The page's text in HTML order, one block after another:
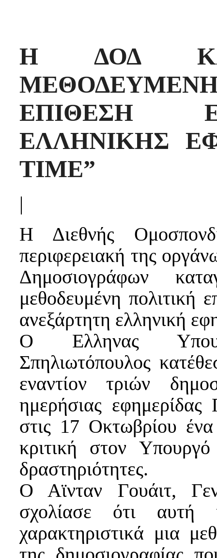
Η ΔΟΔ
ΕΠΙΘΕΣΗ
ΕΛΛΗΝΙΚΗΣ
TIME”
|
Η Διεθνής
περιφερειακή της
Δημοσιογράφων
μεθοδευμένη
ανεξάρτητη ελληνική
Ο Ελληνας
Σπηλιωτόπουλος
εναντίον τριών
ημερήσιας εφημερίδας
στις 17 Οκτωβρίου
κριτική στον Υπουργό
δραστηριότητες.
Ο Αϊνταν Γουάιτ,
σχολίασε ότι
χαρακτηριστικά μια